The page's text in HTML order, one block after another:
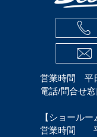
営業時間 平
電話/問合せ
【ショールー
営業時間 平